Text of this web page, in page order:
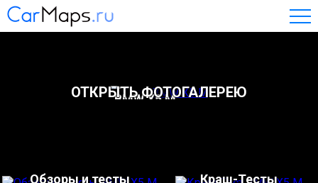
BMW X5 M
ОТКРЫТЬ ФОТОГАЛЕРЕЮ
Обзоры и тесты Краш-Тесты